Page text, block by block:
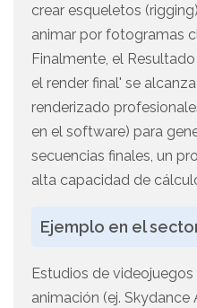
crear esqueletos
animar por fotogramas
Finalmente, el
el render final' se
renderizado
en el software) para
secuencias finales, un
alta capacidad de
Ejemplo en el
Estudios de videojuegos
animación (ej.